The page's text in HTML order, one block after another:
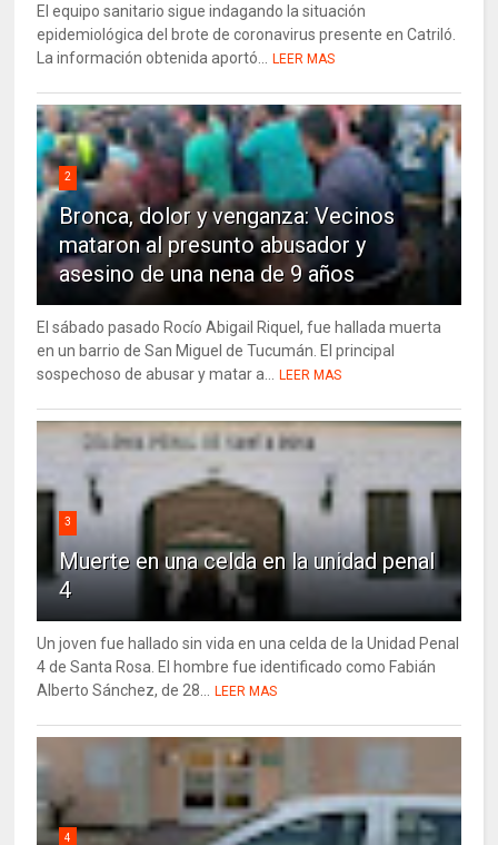
El equipo sanitario sigue indagando la situación
epidemiológica del brote de coronavirus presente en Catriló.
La información obtenida aportó...
LEER MAS
2
Bronca, dolor y venganza: Vecinos
mataron al presunto abusador y
asesino de una nena de 9 años
El sábado pasado Rocío Abigail Riquel, fue hallada muerta
en un barrio de San Miguel de Tucumán. El principal
sospechoso de abusar y matar a...
LEER MAS
3
Muerte en una celda en la unidad penal
4
Un joven fue hallado sin vida en una celda de la Unidad Penal
4 de Santa Rosa. El hombre fue identificado como Fabián
Alberto Sánchez, de 28...
LEER MAS
4